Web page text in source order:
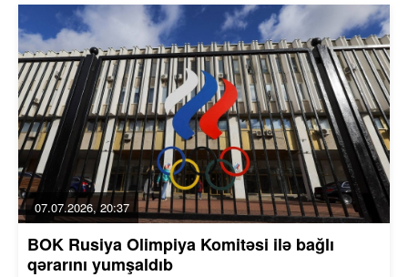
07.07.2026, 20:37
BOK Rusiya Olimpiya Komitəsi ilə bağlı
qərarını yumşaldıb